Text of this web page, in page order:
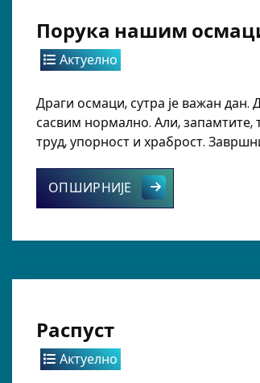
Порука нашим
Актуелно
Драги осмаци, сутра је важан
сасвим нормално. Али, запамтите,
труд, упорност и храброст.
ОПШИРНИЈЕ Порука нашим
Распуст
Актуелно